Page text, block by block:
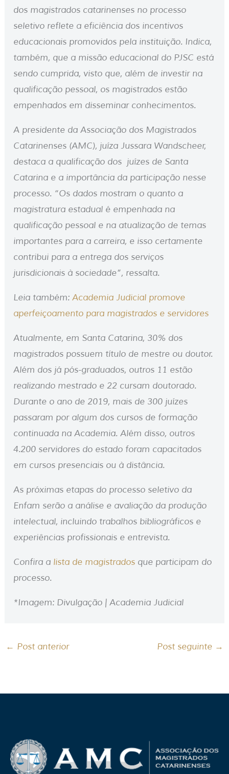
dos magistrados catarinenses no processo
seletivo reflete a eficiência dos incentivos
educacionais promovidos pela instituição. Indica,
também, que a missão educacional do PJSC está
sendo cumprida, visto que, além de investir na
qualificação pessoal, os magistrados estão
empenhados em disseminar conhecimentos.
A presidente da Associação dos Magistrados
Catarinenses (AMC), juíza Jussara Wandscheer,
destaca a qualificação dos juízes de Santa
Catarina e a importância da participação nesse
processo. “Os dados mostram o quanto a
magistratura estadual é empenhada na
qualificação pessoal e na atualização de temas
importantes para a carreira, e isso certamente
contribui para a entrega dos serviços
jurisdicionais à sociedade”, ressalta.
Leia também:Academia Judicial promove
aperfeiçoamento para magistrados e servidores
Atualmente, em Santa Catarina, 30% dos
magistrados possuem título de mestre ou doutor.
Além dos já pós-graduados, outros 11 estão
realizando mestrado e 22 cursam doutorado.
Durante o ano de 2019, mais de 300 juízes
passaram por algum dos cursos de formação
continuada na Academia. Além disso, outros
4.200 servidores do estado foram capacitados
em cursos presenciais ou à distância.
As próximas etapas do processo seletivo da
Enfam serão a análise e avaliação da produção
intelectual, incluindo trabalhos bibliográficos e
experiências profissionais e entrevista.
Confira a lista de magistrados que participam do
processo.
*Imagem: Divulgação | Academia Judicial
← Post anterior Post seguinte →